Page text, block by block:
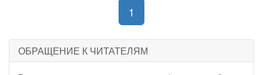
1
ОБРАЩЕНИЕ К ЧИТАТЕЛЯМ